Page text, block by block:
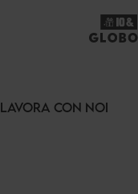
LAVORA CON NOI